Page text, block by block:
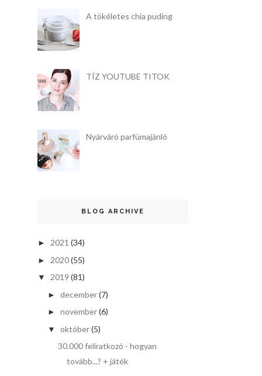
A tökéletes chia puding
TÍZ YOUTUBE TITOK
Nyárváró parfümajánló
BLOG ARCHIVE
► 2021 (34)
► 2020(55)
▼ 2019 (81)
► december(7)
► november(6)
▼ október(5)
30.000 feliratkozó - hogyan
tovább...? + játék